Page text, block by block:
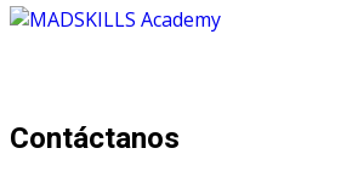
Contáctanos